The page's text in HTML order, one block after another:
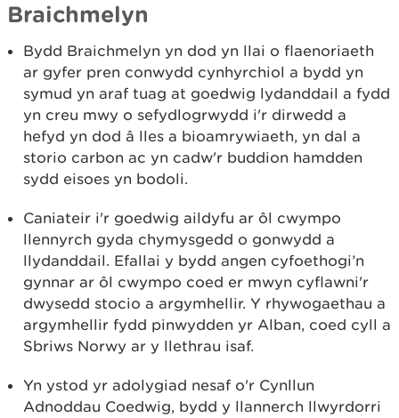
Braichmelyn
Bydd Braichmelyn yn dod yn llai o flaenoriaeth
ar gyfer pren conwydd cynhyrchiol a bydd yn
symud yn araf tuag at goedwig lydanddail a fydd
yn creu mwy o sefydlogrwydd i'r dirwedd a
hefyd yn dod â lles a bioamrywiaeth, yn dal a
storio carbon ac yn cadw'r buddion hamdden
sydd eisoes yn bodoli.
Caniateir i'r goedwig aildyfu ar ôl cwympo
llennyrch gyda chymysgedd o gonwydd a
llydanddail. Efallai y bydd angen cyfoethogi’n
gynnar ar ôl cwympo coed er mwyn cyflawni'r
dwysedd stocio a argymhellir. Y rhywogaethau a
argymhellir fydd pinwydden yr Alban, coed cyll a
Sbriws Norwy ar y llethrau isaf.
Yn ystod yr adolygiad nesaf o'r Cynllun
Adnoddau Coedwig, bydd y llannerch llwyrdorri